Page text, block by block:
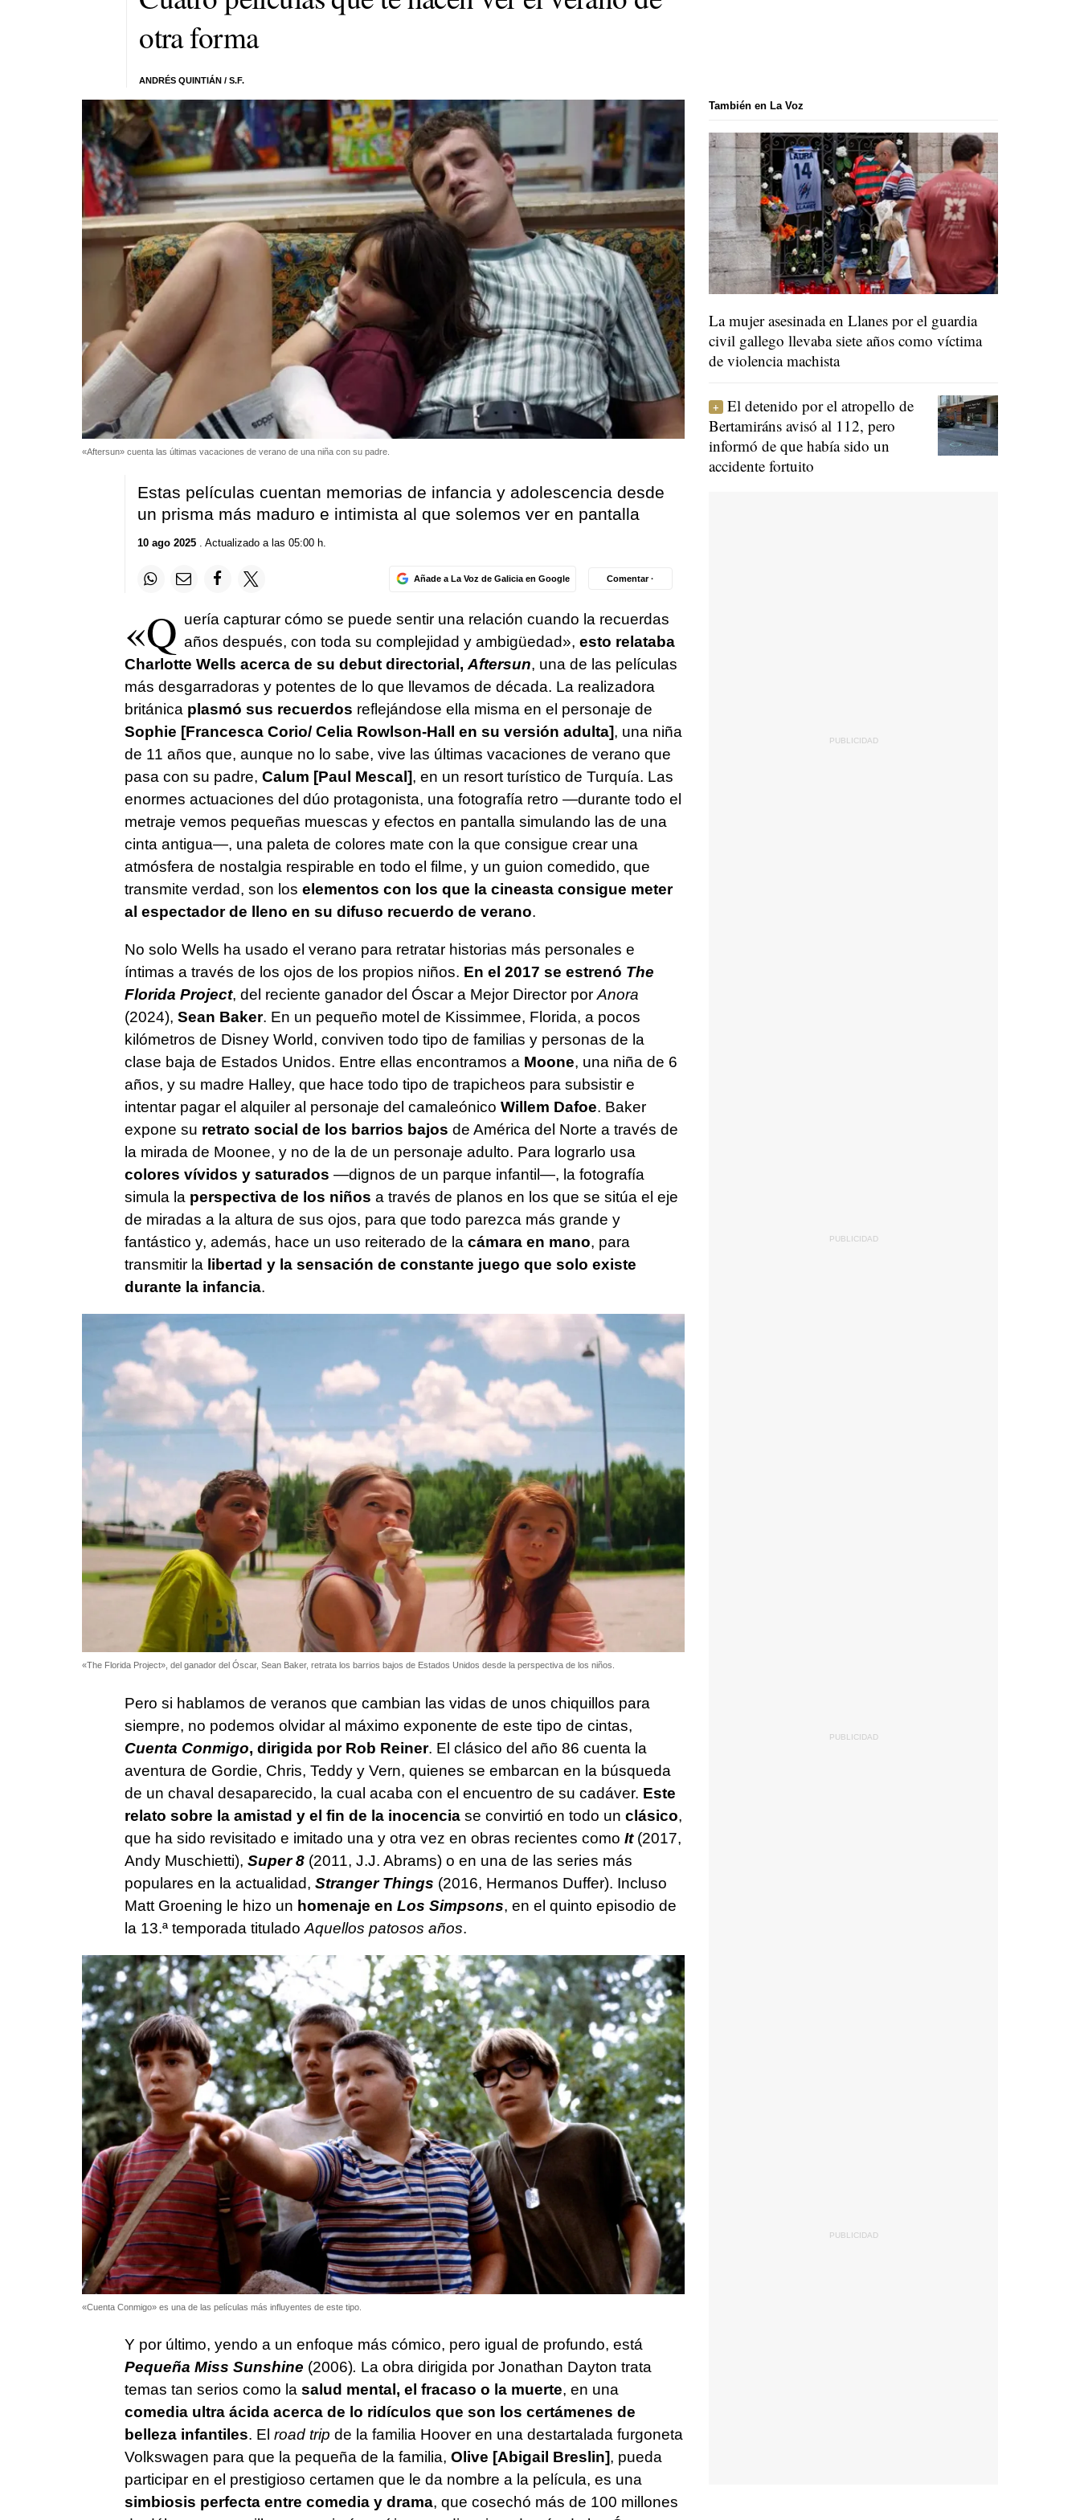
otra forma
ANDRÉS QUINTIÁN / S.F.
«Aftersun» cuenta las últimas vacaciones de verano de una niña con su padre.
Estas películas cuentan memorias de infancia y adolescencia desde
un prisma más maduro e intimista al que solemos ver en pantalla
10 ago 2025. Actualizado a las 05:00 h.
Añade a La Voz de Galicia en Google Comentar ·
«Q uería capturar cómo se puede sentir una relación cuando la recuerdas
años después, con toda su complejidad y ambigüedad», esto relataba
Charlotte Wells acerca de su debut directorial, Aftersun, una de las películas
más desgarradoras y potentes de lo que llevamos de década. La realizadora
británica plasmó sus recuerdos reflejándose ella misma en el personaje de
Sophie [Francesca Corio/ Celia Rowlson-Hall en su versión adulta], una niña
de 11 años que, aunque no lo sabe, vive las últimas vacaciones de verano que
pasa con su padre, Calum [Paul Mescal], en un resort turístico de Turquía. Las
enormes actuaciones del dúo protagonista, una fotografía retro —durante todo el
metraje vemos pequeñas muescas y efectos en pantalla simulando las de una
cinta antigua—, una paleta de colores mate con la que consigue crear una
atmósfera de nostalgia respirable en todo el filme, y un guion comedido, que
transmite verdad, son los elementos con los que la cineasta consigue meter
al espectador de lleno en su difuso recuerdo de verano.
No solo Wells ha usado el verano para retratar historias más personales e
íntimas a través de los ojos de los propios niños. En el 2017 se estrenó The
Florida Project, del reciente ganador del Óscar a Mejor Director por Anora
(2024), Sean Baker. En un pequeño motel de Kissimmee, Florida, a pocos
kilómetros de Disney World, conviven todo tipo de familias y personas de la
clase baja de Estados Unidos. Entre ellas encontramos a Moone, una niña de 6
años, y su madre Halley, que hace todo tipo de trapicheos para subsistir e
intentar pagar el alquiler al personaje del camaleónico Willem Dafoe. Baker
expone su retrato social de los barrios bajos de América del Norte a través de
la mirada de Moonee, y no de la de un personaje adulto. Para lograrlo usa
colores vívidos y saturados —dignos de un parque infantil—, la fotografía
simula la perspectiva de los niños a través de planos en los que se sitúa el eje
de miradas a la altura de sus ojos, para que todo parezca más grande y
fantástico y, además, hace un uso reiterado de la cámara en mano, para
transmitir la libertad y la sensación de constante juego que solo existe
durante la infancia.
«The Florida Project», del ganador del Óscar, Sean Baker, retrata los barrios bajos de Estados Unidos desde la perspectiva de los niños.
Pero si hablamos de veranos que cambian las vidas de unos chiquillos para
siempre, no podemos olvidar al máximo exponente de este tipo de cintas,
Cuenta Conmigo, dirigida por Rob Reiner. El clásico del año 86 cuenta la
aventura de Gordie, Chris, Teddy y Vern, quienes se embarcan en la búsqueda
de un chaval desaparecido, la cual acaba con el encuentro de su cadáver. Este
relato sobre la amistad y el fin de la inocenciase convirtió en todo un clásico,
que ha sido revisitado e imitado una y otra vez en obras recientes como It (2017,
Andy Muschietti), Super 8(2011, J.J. Abrams) o en una de las series más
populares en la actualidad, Stranger Things (2016, Hermanos Duffer). Incluso
Matt Groening le hizo un homenaje en Los Simpsons, en el quinto episodio de
la 13.ª temporada titulado Aquellos patosos años.
«Cuenta Conmigo» es una de las películas más influyentes de este tipo.
Y por último, yendo a un enfoque más cómico, pero igual de profundo, está
Pequeña Miss Sunshine (2006). La obra dirigida por Jonathan Dayton trata
temas tan serios como la salud mental, el fracaso o la muerte, en una
comedia ultra ácida acerca de lo ridículos que son los certámenes de
belleza infantiles. El road trip de la familia Hoover en una destartalada furgoneta
Volkswagen para que la pequeña de la familia, Olive [Abigail Breslin], pueda
participar en el prestigioso certamen que le da nombre a la película, es una
simbiosis perfecta entre comedia y drama, que cosechó más de 100 millones
También en La Voz
La mujer asesinada en Llanes por el guardia
civil gallego llevaba siete años como víctima
de violencia machista
El detenido por el atropello de
Bertamiráns avisó al 112, pero
informó de que había sido un
accidente fortuito